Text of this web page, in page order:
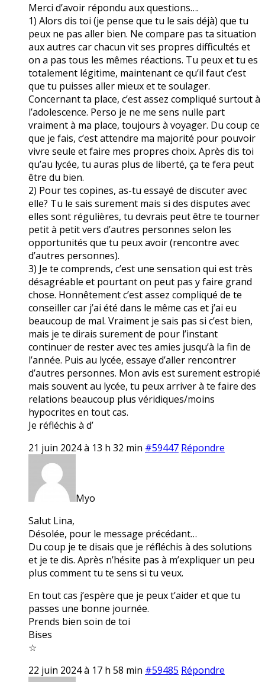
Merci d’avoir répondu aux questions….
1) Alors dis toi (je pense que tu le sais déjà) que tu
peux ne pas aller bien. Ne compare pas ta situation
aux autres car chacun vit ses propres difficultés et
on a pas tous les mêmes réactions. Tu peux et tu es
totalement légitime, maintenant ce qu’il faut c’est
que tu puisses aller mieux et te soulager.
Concernant ta place, c’est assez compliqué surtout à
l’adolescence. Perso je ne me sens nulle part
vraiment à ma place, toujours à voyager. Du coup ce
que je fais, c’est attendre ma majorité pour pouvoir
vivre seule et faire mes propres choix. Après dis toi
qu’au lycée, tu auras plus de liberté, ça te fera peut
être du bien.
2) Pour tes copines, as-tu essayé de discuter avec
elle? Tu le sais surement mais si des disputes avec
elles sont régulières, tu devrais peut être te tourner
petit à petit vers d’autres personnes selon les
opportunités que tu peux avoir (rencontre avec
d’autres personnes).
3) Je te comprends, c’est une sensation qui est très
désagréable et pourtant on peut pas y faire grand
chose. Honnêtement c’est assez compliqué de te
conseiller car j’ai été dans le même cas et j’ai eu
beaucoup de mal. Vraiment je sais pas si c’est bien,
mais je te dirais surement de pour l’instant
continuer de rester avec tes amies jusqu’à la fin de
l’année. Puis au lycée, essaye d’aller rencontrer
d’autres personnes. Mon avis est surement estropié
mais souvent au lycée, tu peux arriver à te faire des
relations beaucoup plus véridiques/moins
hypocrites en tout cas.
Je réfléchis à d’
21 juin 2024 à 13 h 32 min #59447 Répondre
Myo
Salut Lina,
Désolée, pour le message précédant…
Du coup je te disais que je réfléchis à des solutions
et je te dis. Après n’hésite pas à m’expliquer un peu
plus comment tu te sens si tu veux.
En tout cas j’espère que je peux t’aider et que tu
passes une bonne journée.
Prends bien soin de toi
Bises
☆
22 juin 2024 à 17 h 58 min #59485 Répondre